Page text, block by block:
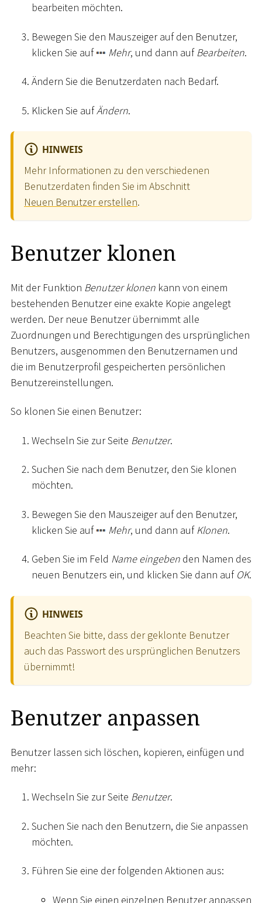
bearbeiten möchten.
Bewegen Sie den Mauszeiger auf den Benutzer,
klicken Sie auf
Mehr, und dann auf Bearbeiten.
Ändern Sie die Benutzerdaten nach Bedarf.
Klicken Sie aufÄndern.
HINWEIS
Mehr Informationen zu den verschiedenen
Benutzerdaten finden Sie im Abschnitt
Neuen Benutzer erstellen.
Benutzer klonen
Mit der Funktion Benutzer klonen kann von einem
bestehenden Benutzer eine exakte Kopie angelegt
werden. Der neue Benutzer übernimmt alle
Zuordnungen und Berechtigungen des ursprünglichen
Benutzers, ausgenommen den Benutzernamen und
die im Benutzerprofil gespeicherten persönlichen
Benutzereinstellungen.
So klonen Sie einen Benutzer:
Wechseln Sie zur Seite Benutzer.
Suchen Sie nach dem Benutzer, den Sie klonen
möchten.
Bewegen Sie den Mauszeiger auf den Benutzer,
klicken Sie auf
Mehr, und dann aufKlonen.
Geben Sie im Feld Name eingeben den Namen des
neuen Benutzers ein, und klicken Sie dann auf OK.
HINWEIS
Beachten Sie bitte, dass der geklonte Benutzer
auch das Passwort des ursprünglichen Benutzers
übernimmt!
Benutzer anpassen
Benutzer lassen sich löschen, kopieren, einfügen und
mehr:
Wechseln Sie zur Seite Benutzer.
Suchen Sie nach den Benutzern, die Sie anpassen
möchten.
Führen Sie eine der folgenden Aktionen aus:
Wenn Sie einen einzelnen Benutzer anpassen